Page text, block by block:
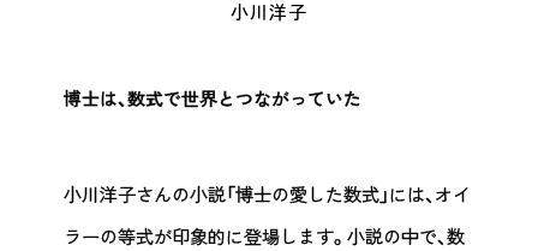
小川洋子
博士は、数式で世界とつながっていた
小川洋子さんの小説「博士の愛した数式」には、オイ
ラーの等式が印象的に登場します。小説の中で、数